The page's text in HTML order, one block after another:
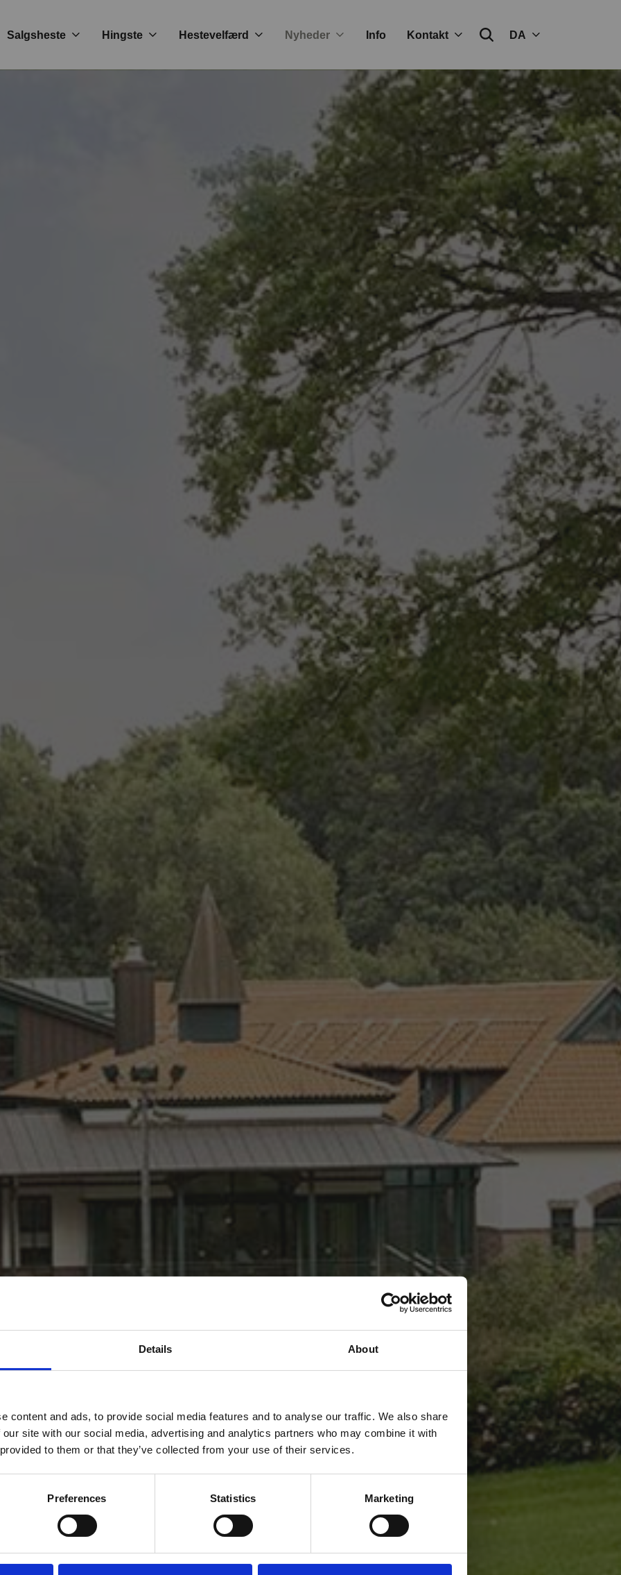
Details About
content and ads, to provide social media features and to analyse our traffic. We also share
site with our social media, advertising and analytics partners who may combine it with
to them or that they’ve collected from your use of their services.
Preferences Statistics Marketing
Salgsheste Hingste Hestevelfærd Nyheder Info Kontakt DA
Would you like to visit our English Website?